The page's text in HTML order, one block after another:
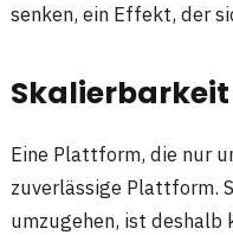
senken, ein Effekt, der
Eine Plattform, die nur
zuverlässige Plattform.
umzugehen, ist deshalb